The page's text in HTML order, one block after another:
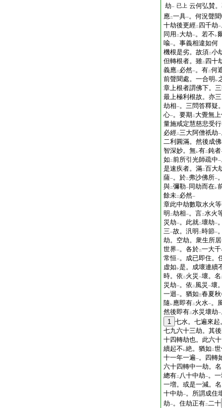
劫一 已上 云何弘賛
應二一具一。何況聲
十劫後更經二 四千劫一
同用 二 大劫一。若不 レ
喩一。事義相違如
機根是劣。故須二小
但轉根者。雖二 四十
義應二 必然一。有二何
前聲聞處。一合明 レ
章上根者謂佛下。
最上極利根故。亦
劫相一。三問答釋疑
心一。要期 二 大覺無
量施戒定慧慈悲受行
必經二三大阿僧祇劫一
二利圓滿。然後成
智深妙。無レ有二鈍者
如 二前所引光師疏中一
是速疾者。滿二百大
薩一。於二 弗沙佛所一
與二彌勒一 同劫而在レ
餘未二 必然一
章此中劫數取水火
明 二劫相一。言二水火
災劫一。此就二壞劫一
三一故。汎明 二時節一
劫。空劫。衆生所
世界一。各於二一大
常恒一。成已即住。
虚如 レ是。成壞連續
時。依 二 火災 一壞。名
災劫一。依 二 風災 一壞
一迴一。猶如三春夏
隨 レ應即有二 火水一。
然後即有二水災壞劫一
1 七水。七遍來
七九六十三劫。其
十四轉劫也。此六
續起不 レ絶。猶如 二
十一年一遍一。四轉
六十四轉中一劫。名
總有二 八十中劫一。
一増。或是一減。名
十中劫一。所謂成住
劫一。住劫正有二二十